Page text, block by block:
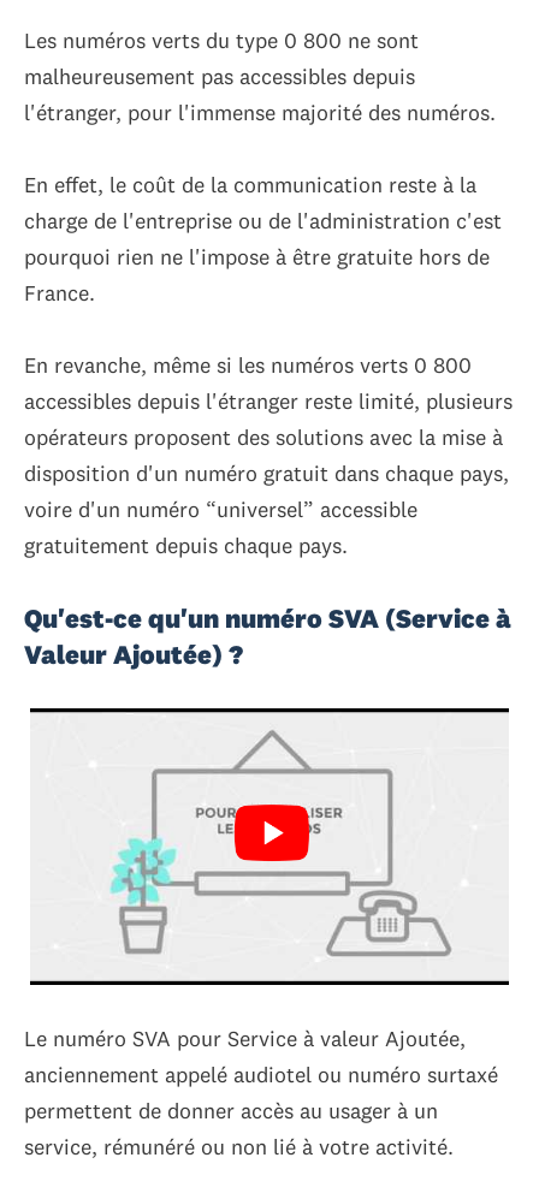
Les numéros verts du type 0 800 ne sont
malheureusement pas accessibles depuis
l'étranger, pour l'immense majorité des numéros.
En effet, le coût de la communication reste à la
charge de l'entreprise ou de l'administration c'est
pourquoi rien ne l'impose à être gratuite hors de
France.
En revanche, même si les numéros verts 0 800
accessibles depuis l'étranger reste limité, plusieurs
opérateurs proposent des solutions avec la mise à
disposition d'un numéro gratuit dans chaque pays,
voire d'un numéro “universel” accessible
gratuitement depuis chaque pays.
Qu'est-ce qu'un numéro SVA (Service à
Valeur Ajoutée) ?
Le numéro SVA pour Service à valeur Ajoutée,
anciennement appelé audiotel ou numéro surtaxé
permettent de donner accès au usager à un
service, rémunéré ou non lié à votre activité.